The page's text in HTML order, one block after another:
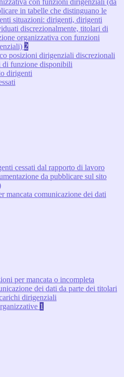
con funzioni dirigenziali (da
in tabelle che distinguano le
situazioni: dirigenti, dirigenti
discrezionalmente, titolari di
organizzativa con funzioni
2
posizioni dirigenziali discrezionali
di funzione disponibili
dirigenti
cessati dal rapporto di lavoro
da pubblicare sul sito
mancata comunicazione dei dati
per mancata o incompleta
dei dati da parte dei titolari
dirigenziali
1